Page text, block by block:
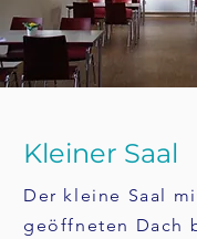
Kleiner Saal
Der kleine Saal
geöffneten Dach